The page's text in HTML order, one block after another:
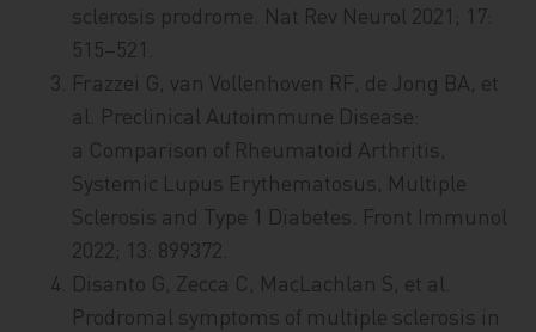
sclerosis prodrome. Nat Rev Neurol 2021; 17:
515–521.
Frazzei G, van Vollenhoven RF, de Jong BA, et
al. Preclinical Autoimmune Disease:
a Comparison of Rheumatoid Arthritis,
Systemic Lupus Erythematosus, Multiple
Sclerosis and Type 1 Diabetes. Front Immunol
2022; 13: 899372.
Disanto G, Zecca C, MacLachlan S, et al.
Prodromal symptoms of multiple sclerosis in